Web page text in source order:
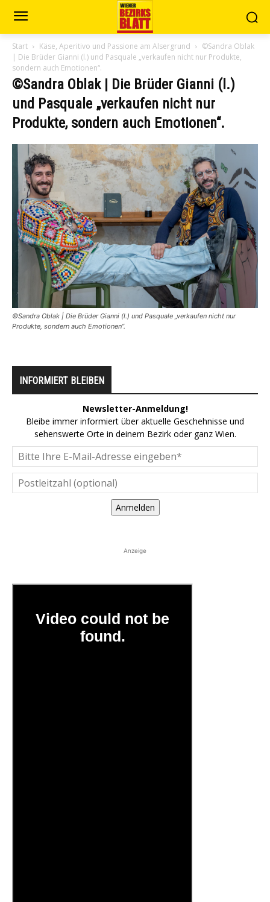
Start Käse, Aperitivo und Passione am Alsergrund
©Sandra Oblak
| Die Brüder Gianni (l.) und Pasquale „verkaufen nicht nur Produkte,
sondern auch Emotionen“.
©Sandra Oblak | Die Brüder Gianni (l.)
und Pasquale „verkaufen nicht nur
Produkte, sondern auch Emotionen“.
©Sandra Oblak | Die Brüder Gianni (l.) und Pasquale „verkaufen nicht nur
Produkte, sondern auch Emotionen“.
INFORMIERT BLEIBEN
Newsletter-Anmeldung!
Bleibe immer informiert über aktuelle Geschehnisse und
sehenswerte Orte in deinem Bezirk oder ganz Wien.
Anmelden
Anzeige